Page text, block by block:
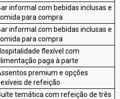
informal com bebidas inclusas e
para compra
informal com bebidas inclusas e
para compra
flexível com
paga à parte
premium e opções
de refeição
temática com refeição de três